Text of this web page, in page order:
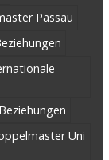
Passau
Uni